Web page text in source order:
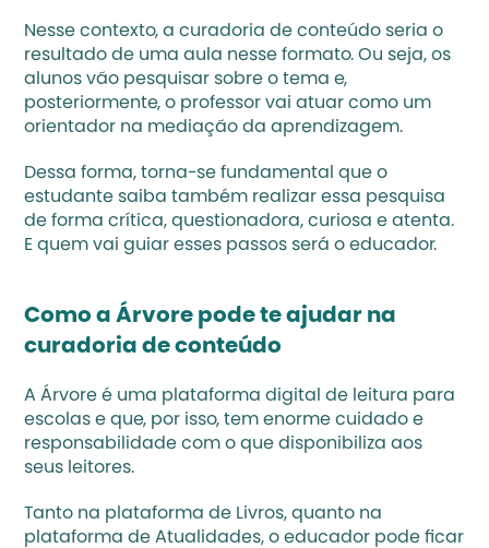
Nesse contexto, a curadoria de conteúdo seria o
resultado de uma aula nesse formato. Ou seja, os
alunos vão pesquisar sobre o tema e,
posteriormente, o professor vai atuar como um
orientador na mediação da aprendizagem.
Dessa forma, torna-se fundamental que o
estudante saiba também realizar essa pesquisa
de forma crítica, questionadora, curiosa e atenta.
E quem vai guiar esses passos será o educador.
Como a Árvore pode te ajudar na
curadoria de conteúdo
A Árvore é uma plataforma digital de leitura para
escolas e que, por isso, tem enorme cuidado e
responsabilidade com o que disponibiliza aos
seus leitores.
Tanto na plataforma de Livros, quanto na
plataforma de Atualidades, o educador pode ficar